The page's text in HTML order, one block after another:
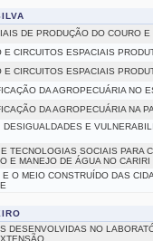
DE PRODUÇÃO DO COURO
E CIRCUITOS ESPACIAIS
E CIRCUITOS ESPACIAIS
DA AGROPECUÁRIA NO
DA AGROPECUÁRIA NA
E
TECNOLOGIAS SOCIAIS PARA
E MANEJO DE ÁGUA NO CARIRI
O MEIO CONSTRUÍDO DAS
DESENVOLVIDAS NO